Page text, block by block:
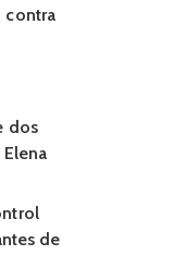
contra
dos
de